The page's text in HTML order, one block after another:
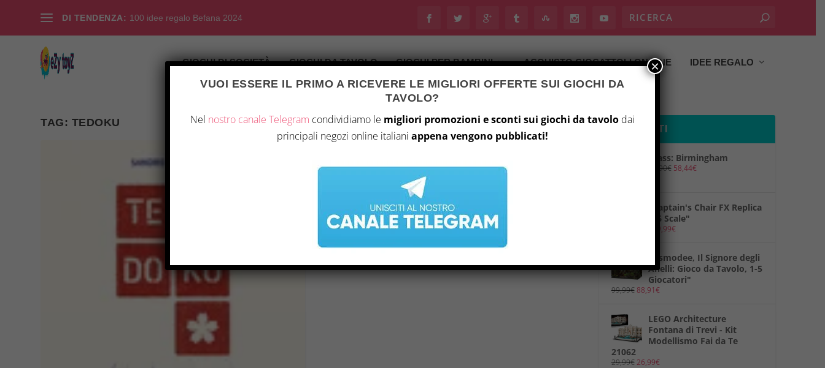
DI TENDENZA: 100 idee regalo Befana 2024
GIOCHI DI SOCIETÀ GIOCHI DA TAVOLO GIOCHI PER BAMBINI ACQUISTO GIOCATTOLI ON LINE IDEE REGALO
TAG: TEDOKU
PRODOTTI
Brass: Birmingham
69,90€ 58,44€
"Captain's Chair FX Replica
1/6 Scale"
149,99€
"Asmodee, Il Signore degli
Anelli: Gioco da Tavolo, 1-5
Giocatori"
99,99€ 88,91€
LEGO Architecture
Fontana di Trevi - Kit
Modellismo Fai da Te
21062
29,99€ 26,99€
VUOI ESSERE IL PRIMO A RICEVERE LE MIGLIORI OFFERTE SUI GIOCHI DA
TAVOLO?
Nel nostro canale Telegram condividiamo le migliori promozioni e sconti sui giochi da tavolodai
principali negozi online italiani appena vengono pubblicati!
×